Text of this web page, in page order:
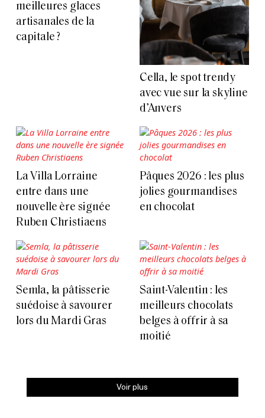
meilleures glaces
artisanales de la
capitale ?
Cella, le spot trendy
avec vue sur la skyline
d’Anvers
La Villa Lorraine
entre dans une
nouvelle ère signée
Ruben Christiaens
Pâques 2026 : les plus
jolies gourmandises
en chocolat
Semla, la pâtisserie
suédoise à savourer
lors du Mardi Gras
Saint-Valentin : les
meilleurs chocolats
belges à offrir à sa
moitié
Voir plus